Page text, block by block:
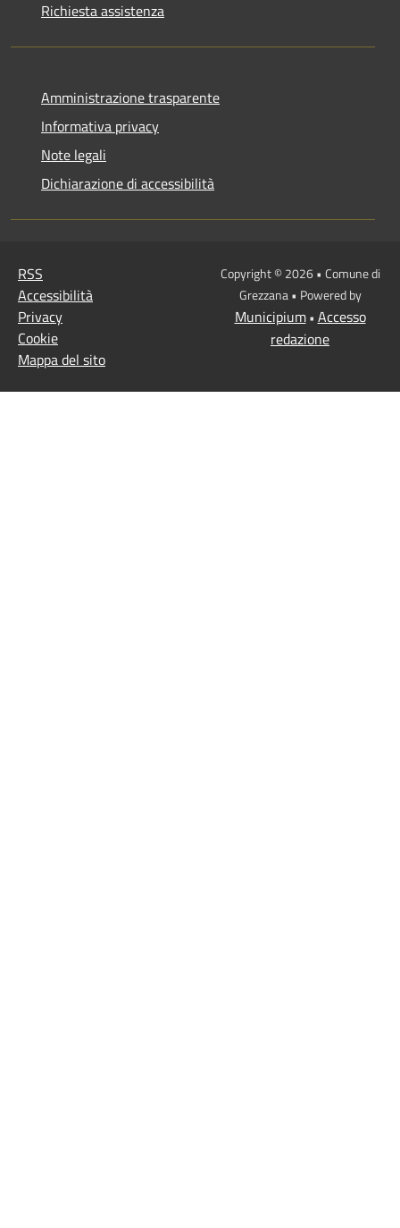
Richiesta assistenza
Amministrazione trasparente
Informativa privacy
Note legali
Dichiarazione di accessibilità
RSS
Accessibilità
Privacy
Cookie
Mappa del sito
Copyright © 2026 • Comune di
Grezzana • Powered by
Municipium• Accesso
redazione